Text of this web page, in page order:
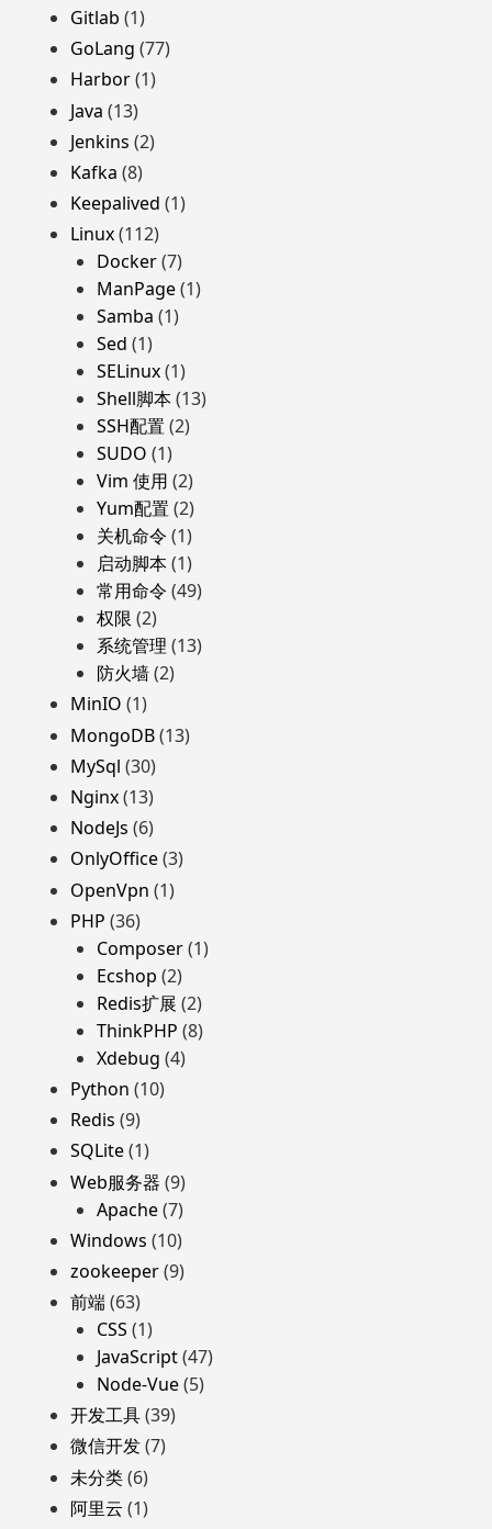
Gitlab (1)
GoLang (77)
Harbor(1)
Java (13)
Jenkins (2)
Kafka (8)
Keepalived (1)
Linux(112)
Docker(7)
ManPage(1)
Samba (1)
Sed (1)
SELinux(1)
Shell脚本(13)
SSH配置 (2)
SUDO (1)
Vim 使用 (2)
Yum配置 (2)
关机命令 (1)
启动脚本(1)
常用命令 (49)
权限 (2)
系统管理 (13)
防火墙(2)
MinIO (1)
MongoDB(13)
MySql (30)
Nginx(13)
NodeJs (6)
OnlyOffice(3)
OpenVpn (1)
PHP (36)
Composer(1)
Ecshop (2)
Redis扩展 (2)
ThinkPHP (8)
Xdebug (4)
Python (10)
Redis (9)
SQLite(1)
Web服务器 (9)
Apache(7)
Windows (10)
zookeeper(9)
前端(63)
CSS (1)
JavaScript(47)
Node-Vue(5)
开发工具(39)
微信开发(7)
未分类(6)
阿里云 (1)